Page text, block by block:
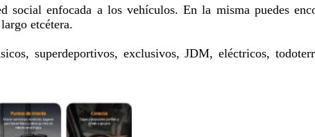
social enfocada a los vehículos. En la misma puedes
etcétera.
superdeportivos, exclusivos, JDM, eléctricos,